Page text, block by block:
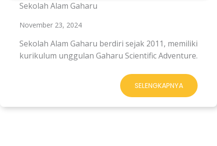
Sekolah Alam Gaharu
November 23, 2024
Sekolah Alam Gaharu berdiri sejak 2011, memiliki
kurikulum unggulan Gaharu Scientific Adventure.
SELENGKAPNYA